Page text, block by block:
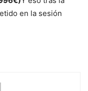
en la sesión